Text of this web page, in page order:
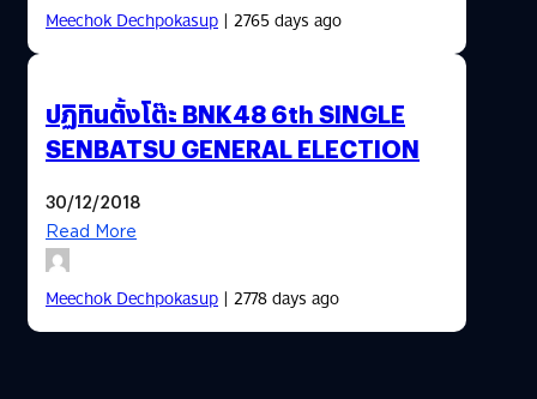
Meechok Dechpokasup| 2765 days ago
ปฏิทินตั้งโต๊ะ BNK48 6th SINGLE
SENBATSU GENERAL ELECTION
30/12/2018
Read More
Meechok Dechpokasup| 2778 days ago